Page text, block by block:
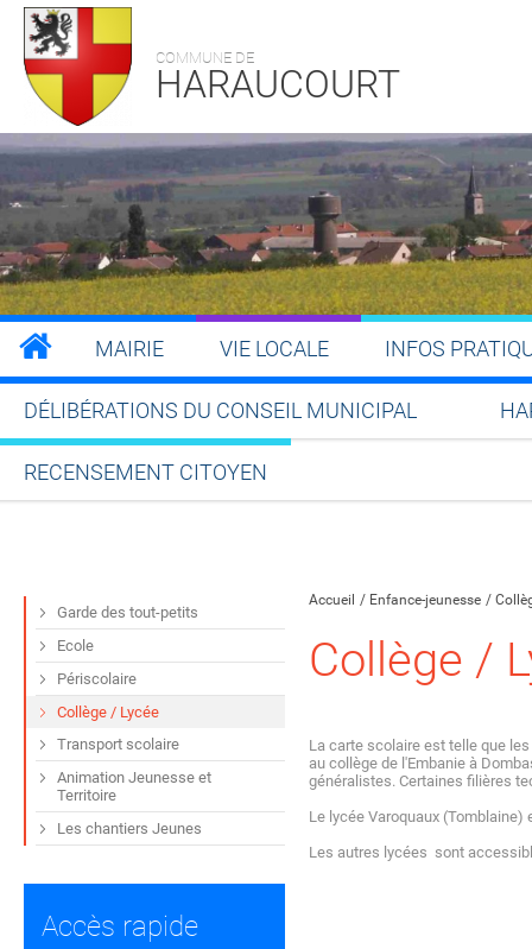
COMMUNE DE
HARAUCOURT
MAIRIE VIE LOCALE INFOS
DÉLIBÉRATIONS DU CONSEIL MUNICIPAL
RECENSEMENT CITOYEN
Accueil Enfance-jeunesse
Collège /
La carte scolaire est telle que
au collège de l'Embanie à
généralistes. Certaines filières
Le lycée Varoquaux
Les autres lycées sont
Garde des tout-petits
Ecole
Périscolaire
Collège / Lycée
Transport scolaire
Animation Jeunesse et
Territoire
Les chantiers Jeunes
Accès rapide